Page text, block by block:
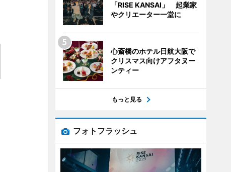
「RISE KANSAI」 起業家
やクリエーター一堂に
心斎橋のホテル日航大阪で
クリスマス向けアフタヌー
ンティー
もっと見る
フォトフラッシュ